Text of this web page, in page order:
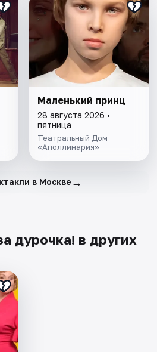
Маленький принц
28 августа 2026 •
пятница
Театральный Дом
«Аполлинария»
в Москве →
дурочка! в других